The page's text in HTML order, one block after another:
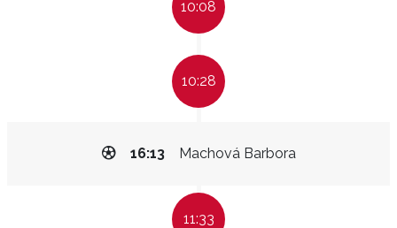
10:08
10:28
Machová Barbora
16:13
11:33